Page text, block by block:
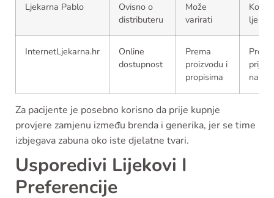
Ljekarna Pablo
Ovisno o
distributeru
Može
varirati
InternetLjekarna.hr
Online
dostupnost
Prema
proizvodu i
propisima
prije
Za pacijente je posebno korisno da prije kupnje
provjere zamjenu između brenda i generika, jer se time
izbjegava zabuna oko iste djelatne tvari.
Usporedivi Lijekovi I
Preferencije